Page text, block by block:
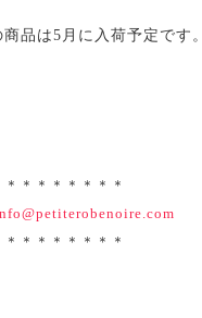
品は5月に入荷予定です。
＊＊＊＊＊＊＊
＊＊＊＊＊＊＊